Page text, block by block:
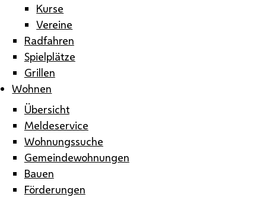
Kurse
Vereine
Radfahren
Spielplätze
Grillen
Wohnen
Übersicht
Meldeservice
Wohnungssuche
Gemeindewohnungen
Bauen
Förderungen